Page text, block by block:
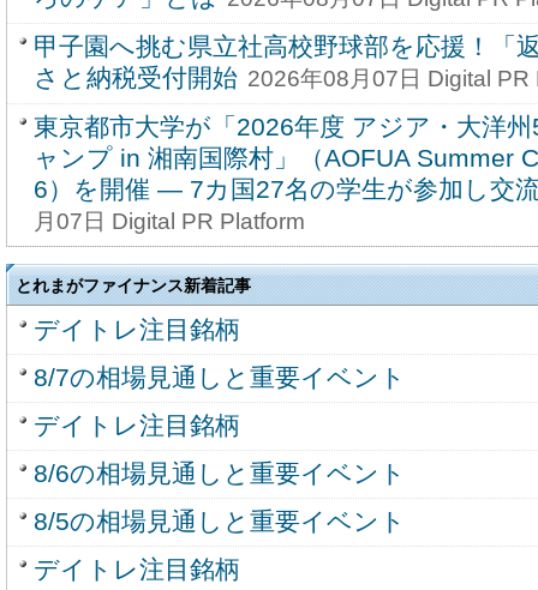
甲子園へ挑む県立社高校野球部を応援！「
さと納税受付開始 2026年08月07日 Digital PR
東京都市大学が「2026年度 アジア・大洋
ャンプ in 湘南国際村」（AOFUA Summer
6）を開催 ― 7カ国27名の学生が参加し交
月07日 Digital PR Platform
とれまがファイナンス新着記事
デイトレ注目銘柄
8/7の相場見通しと重要イベント
デイトレ注目銘柄
8/6の相場見通しと重要イベント
8/5の相場見通しと重要イベント
デイトレ注目銘柄